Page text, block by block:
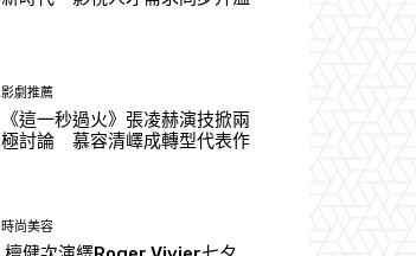
影劇推薦
《這一秒過火》張凌赫演技掀兩
極討論 慕容清嶧成轉型代表作
時尚美容